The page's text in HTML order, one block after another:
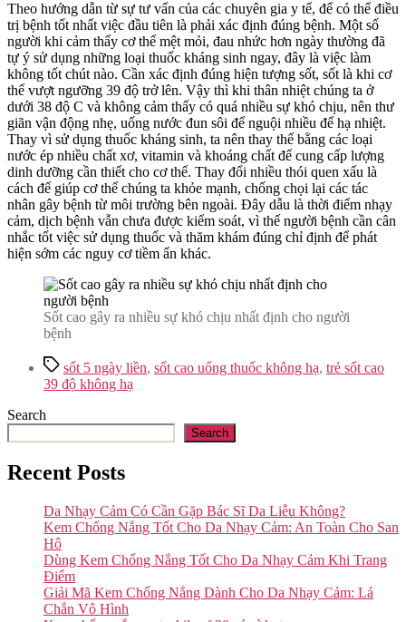
Theo hướng dẫn từ sự tư vấn của các chuyên gia y tế, để có thể điều
trị bệnh tốt nhất việc đầu tiên là phải xác định đúng bệnh. Một số
người khi cảm thấy cơ thể mệt mỏi, đau nhức hơn ngày thường đã
tự ý sử dụng những loại thuốc kháng sinh ngay, đây là việc làm
không tốt chút nào. Cần xác định đúng hiện tượng sốt, sốt là khi cơ
thể vượt ngưỡng 39 độ trở lên. Vậy thì khi thân nhiệt chúng ta ở
dưới 38 độ C và không cảm thấy có quá nhiều sự khó chịu, nên thư
giãn vận động nhẹ, uống nước đun sôi để nguội nhiều để hạ nhiệt.
Thay vì sử dụng thuốc kháng sinh, ta nên thay thế bằng các loại
nước ép nhiều chất xơ, vitamin và khoáng chất để cung cấp lượng
dinh dưỡng cần thiết cho cơ thể. Thay đổi nhiều thói quen xấu là
cách để giúp cơ thể chúng ta khỏe mạnh, chống chọi lại các tác
nhân gây bệnh từ môi trường bên ngoài. Đây dẫu là thời điểm nhạy
cảm, dịch bệnh vẫn chưa được kiểm soát, vì thế người bệnh cần cân
nhắc tốt việc sử dụng thuốc và thăm khám đúng chỉ định để phát
hiện sớm các nguy cơ tiềm ẩn khác.
Sốt cao gây ra nhiều sự khó chịu nhất định cho người
bệnh
Tagssốt 5 ngày liền, sốt cao uống thuốc không hạ, trẻ sốt cao
39 độ không hạ
Search
Search
Recent Posts
Da Nhạy Cảm Có Cần Gặp Bác Sĩ Da Liễu Không?
Kem Chống Nắng Tốt Cho Da Nhạy Cảm: An Toàn Cho San
Hô
Dùng Kem Chống Nắng Tốt Cho Da Nhạy Cảm Khi Trang
Điểm
Giải Mã Kem Chống Nắng Dành Cho Da Nhạy Cảm: Lá
Chắn Vô Hình